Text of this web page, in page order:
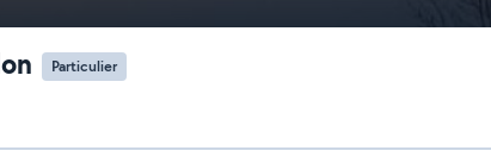
Particulier